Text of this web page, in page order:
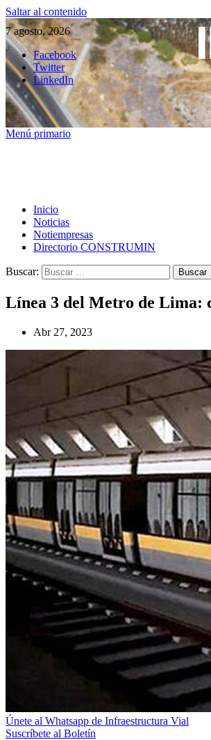
Saltar al contenido
7 agosto, 2026
Facebook
Twitter
LinkedIn
Menú primario
Inicio
Noticias
Notiempresas
Directorio CONSTRUMIN
Buscar:
Línea 3 del Metro de Lima:
Abr 27, 2023
Únete al Whatsapp de Infraestructura Vial
Suscríbete al Boletín